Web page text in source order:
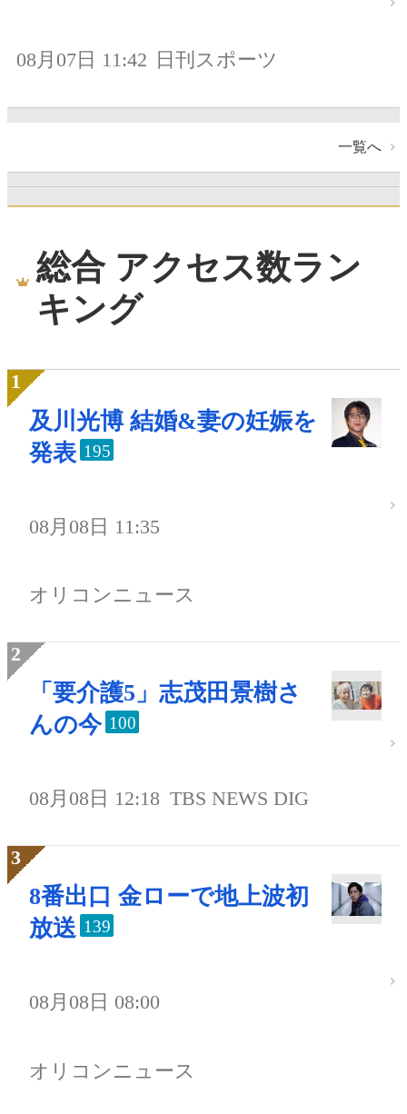
08月07日 11:42 日刊スポーツ
一覧へ
総合 アクセス数ラン
キング
及川光博 結婚&妻の妊娠を
発表 195
08月08日 11:35
オリコンニュース
「要介護5」志茂田景樹さ
んの今 100
08月08日 12:18 TBS NEWS DIG
8番出口 金ローで地上波初
放送 139
08月08日 08:00
オリコンニュース